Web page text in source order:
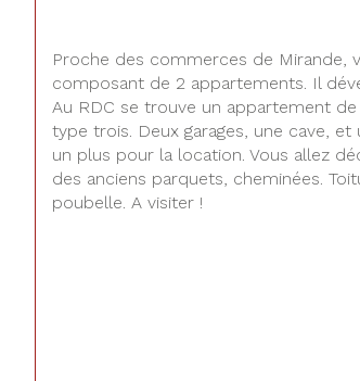
Proche des commerces de Mirande,
composant de 2 appartements. Il
Au RDC se trouve un appartement
type trois. Deux garages, une cave,
un plus pour la location. Vous allez
des anciens parquets, cheminées.
poubelle. A visiter !